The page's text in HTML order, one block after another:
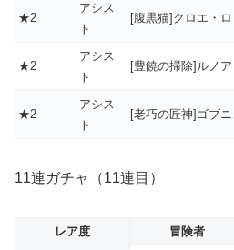
★2
アシス
ト
[腹黒猫]クロエ・ロ
★2
アシス
ト
[豊饒の掃除]ルノ
★2
アシス
ト
[老巧の匠神]ゴブニ
11連ガチャ（11連目）
レア度 冒険者